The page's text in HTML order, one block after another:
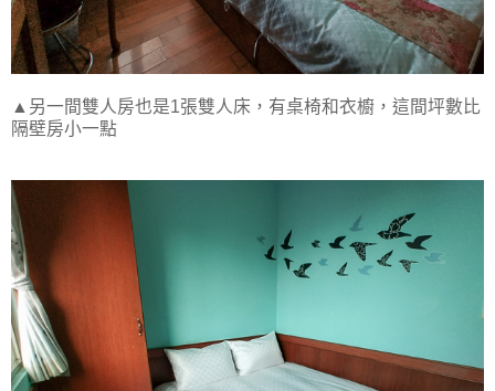
▲另一間雙人房也是1張雙人床，有桌椅和衣櫥，這間坪數比
隔壁房小一點